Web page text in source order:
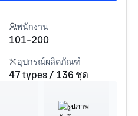
พนักงาน
101-200
อุปกรณ์ผลิตภัณฑ์
47 types / 136 ชุด